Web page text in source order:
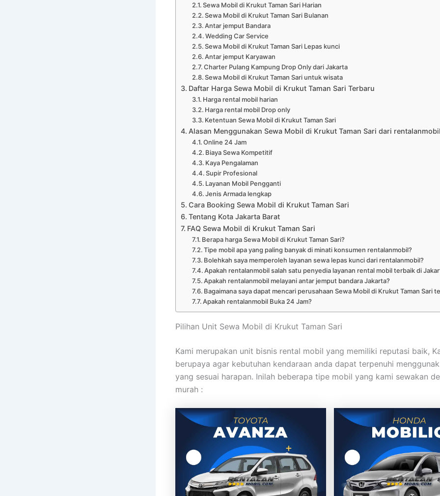
Sewa Mobil di Krukut Taman Sari Harian
Sewa Mobil di Krukut Taman Sari Bulanan
Antar jemput Bandara
Wedding Car Service
Sewa Mobil di Krukut Taman Sari Lepas kunci
Antar jemput Karyawan
Charter Pulang Kampung Drop Only dari Jakarta
Sewa Mobil di Krukut Taman Sari untuk wisata
Daftar Harga Sewa Mobil di Krukut Taman Sari Terbaru
Harga rental mobil harian
Harga rental mobil Drop only
Ketentuan Sewa Mobil di Krukut Taman Sari
Alasan Menggunakan Sewa Mobil di Krukut Taman Sari dari
Online 24 Jam
Biaya Sewa Kompetitif
Kaya Pengalaman
Supir Profesional
Layanan Mobil Pengganti
Jenis Armada lengkap
Cara Booking Sewa Mobil di Krukut Taman Sari
Tentang Kota Jakarta Barat
FAQ Sewa Mobil di Krukut Taman Sari
Berapa harga Sewa Mobil di Krukut Taman Sari?
Tipe mobil apa yang paling banyak di minati konsumen rentalanmobil?
Bolehkah saya memperoleh layanan sewa lepas kunci dari rentalanmobil?
Apakah rentalanmobil salah satu penyedia layanan rental mobil terbaik di
Apakah rentalanmobil melayani antar jemput bandara Jakarta?
Bagaimana saya dapat mencari perusahaan Sewa Mobil di Krukut Taman Sari
Apakah rentalanmobil Buka 24 Jam?
Pilihan Unit Sewa Mobil di Krukut Taman Sari
Kami merupakan unit bisnis rental mobil yang memiliki reputasi baik,
berupaya agar kebutuhan kendaraan anda dapat terpenuhi
yang sesuai harapan. Inilah beberapa tipe mobil yang kami sewakan
murah :